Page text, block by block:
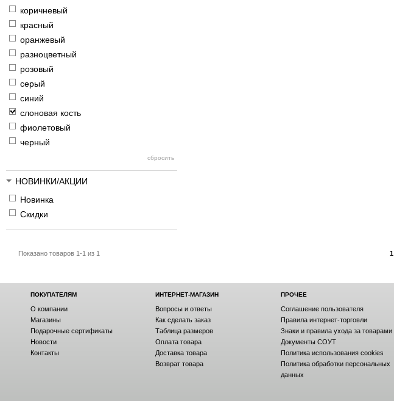
коричневый
красный
оранжевый
разноцветный
розовый
серый
синий
слоновая кость
фиолетовый
черный
НОВИНКИ/АКЦИИ
Новинка
Скидки
Показано товаров 1-1 из 1 1
ПОКУПАТЕЛЯМ
О компании
Магазины
Подарочные сертификаты
Новости
Контакты
ИНТЕРНЕТ-МАГАЗИН
Вопросы и ответы
Как сделать заказ
Таблица размеров
Оплата товара
Доставка товара
Возврат товара
ПРОЧЕЕ
Соглашение пользователя
Правила интернет-торговли
Знаки и правила ухода за товарами
Документы СОУТ
Политика использования cookies
Политика обработки персональных
данных